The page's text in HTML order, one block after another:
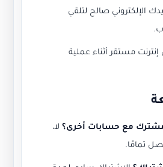
الإلكتروني صالح لتلقي
مستقر أثناء عملية
مع حسابات أخرى؟ لا،
تمامًا.